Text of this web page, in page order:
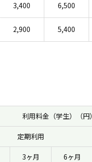
3,400 6,500
2,900 5,400
利用料金（学生）（円）
定期利用
3ヶ月 6ヶ月